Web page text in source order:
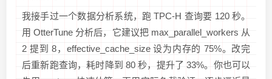
我接手过一个数据分析系统，跑 TPC-H 查询要 120 秒。
用 OtterTune 分析后，它建议把 max_parallel_workers 从
2 提到 8，effective_cache_size 设为内存的 75%。改完
后重新跑查询，耗时降到 80 秒，提升了 33%。你也可以